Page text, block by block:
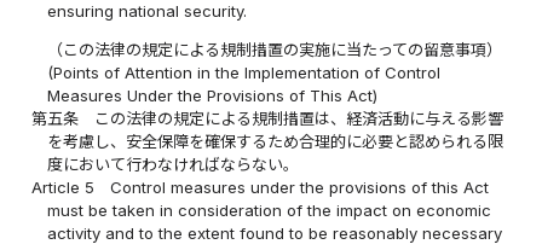
ensuring national security.
（この法律の規定による規制措置の実施に当たっての留意事項）
(Points of Attention in the Implementation of Control
Measures Under the Provisions of This Act)
第五条
この法律の規定による規制措置は、経済活動に与える影響
を考慮し、安全保障を確保するため合理的に必要と認められる限
度において行わなければならない。
Article 5
Control measures under the provisions of this Act
must be taken in consideration of the impact on economic
activity and to the extent found to be reasonably necessary